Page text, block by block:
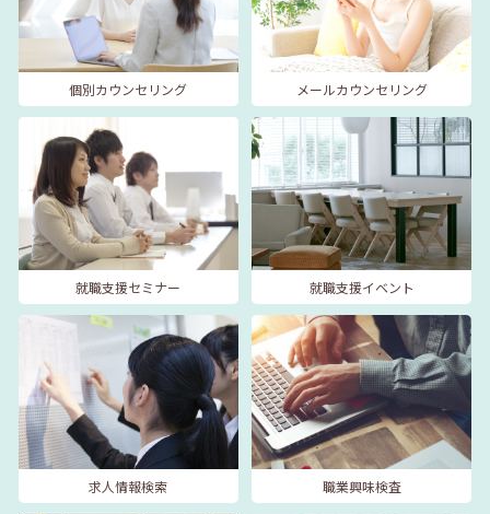
個別カウンセリング メールカウンセリング
就職支援セミナー 就職支援イベント
求人情報検索 職業興味検査